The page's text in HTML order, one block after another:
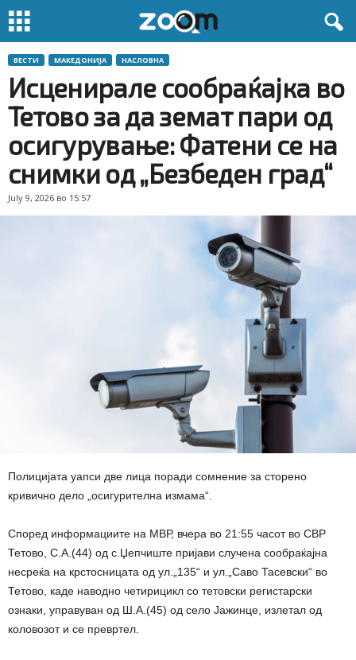
ВЕСТИ МАКЕДОНИЈА НАСЛОВНА
Исценирале сообраќајка во
Тетово за да земат пари од
осигурување: Фатени се на
снимки од „Безбеден град“
July 9, 2026 во 15:57
Полицијата уапси две лица поради сомнение за сторено
кривично дело „осигурителна измама“.
Според информациите на МВР, вчера во 21:55 часот во СВР
Тетово, С.А.(44) од с.Џепчиште пријави случена сообраќајна
несреќа на крстосницата од ул.„135“ и ул.„Саво Тасевски“ во
Тетово, каде наводно четирицикл со тетовски регистарски
ознаки, управуван од Ш.А.(45) од село Јажинце, излетал од
коловозот и се превртел.